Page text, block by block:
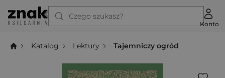
Czego szukasz?
Konto
Katalog Lektury Tajemniczy ogród